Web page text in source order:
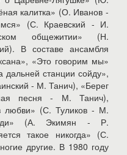
калитка» (О. Иванов -
(С. Краевский - И.
общежитии» (Н.
В составе ансамбля
«Это говорим мы»
станции сойду»,
- М. Танич), «Берег
песня - М. Танич),
любви» (С. Туликов - М.
(А. Экимян - Р.
такое никогда» (С.
другие. В 1980 году